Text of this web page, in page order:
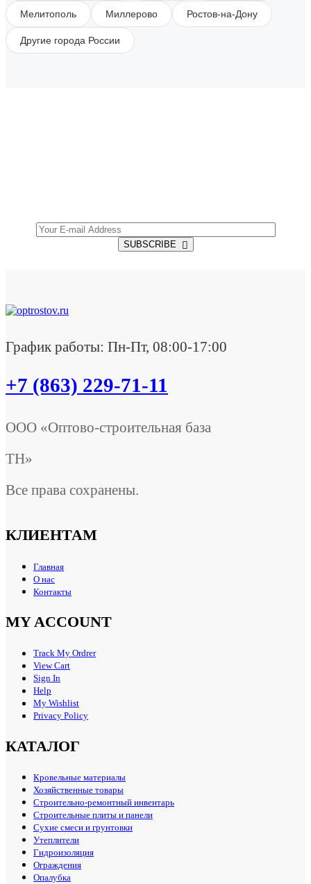
Мелитополь Миллерово Ростов-на-Дону
Другие города России
SUBSCRIBE
График работы: Пн-Пт, 08:00-17:00
+7 (863) 229-71-11
ООО «Оптово-строительная база
ТН»
Все права сохранены.
КЛИЕНТАМ
Главная
О нас
Контакты
MY ACCOUNT
Track My Ordrer
View Cart
Sign In
Help
My Wishlist
Privacy Policy
КАТАЛОГ
Кровельные материалы
Хозяйственные товары
Строительно-ремонтный инвентарь
Строительные плиты и панели
Сухие смеси и грунтовки
Утеплители
Гидроизоляция
Ограждения
Опалубка